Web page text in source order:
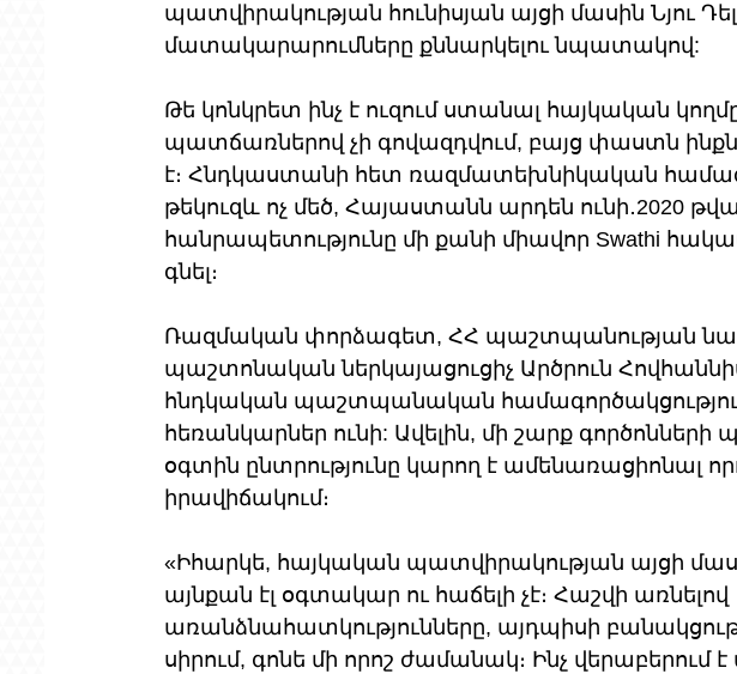
պատվիրակության հունիսյան այցի մասին Նյու
մատակարարումները քննարկելու նպատակով:
Թե կոնկրետ ինչ է ուզում ստանալ հայկական
պատճառներով չի գովազդվում, բայց փաստն
է։ Հնդկաստանի հետ ռազմատեխնիկական
թեկուզև ոչ մեծ, Հայաստանն արդեն ունի․2020
հանրապետությունը մի քանի միավոր Swathi
գնել։
Ռազմական փորձագետ, ՀՀ պաշտպանության
պաշտոնական ներկայացուցիչ Արծրուն
հնդկական պաշտպանական
հեռանկարներ ունի: Ավելին, մի շարք
օգտին ընտրությունը կարող է ամենառացիոնալ
իրավիճակում։
«Իհարկե, հայկական պատվիրակության այցի
այնքան էլ օգտակար ու հաճելի չէ։ Հաշվի առնելով
առանձնահատկությունները, այդպիսի
սիրում, գոնե մի որոշ ժամանակ։ Ինչ